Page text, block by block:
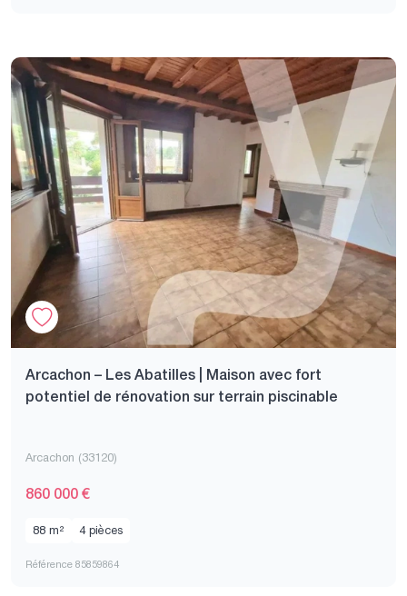
Arcachon – Les Abatilles | Maison avec fort
potentiel de rénovation sur terrain piscinable
Arcachon (33120)
860 000 €
88 m² 4 pièces
Référence 85859864